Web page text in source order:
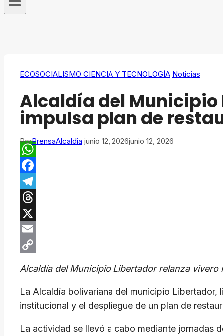
ECOSOCIALISMO CIENCIA Y TECNOLOGÍA Noticias
Alcaldía del
impulsa plan de
PorPrensaAlcaldia junio 12, 2026junio 12, 2026
WhatsApp
Facebook
Telegram
Threads
X
Email
Alcaldía del Municipio Libertador relanza
La Alcaldía bolivariana del municipio
institucional y el despliegue de un plan de
La actividad se llevó a cabo mediante jornadas